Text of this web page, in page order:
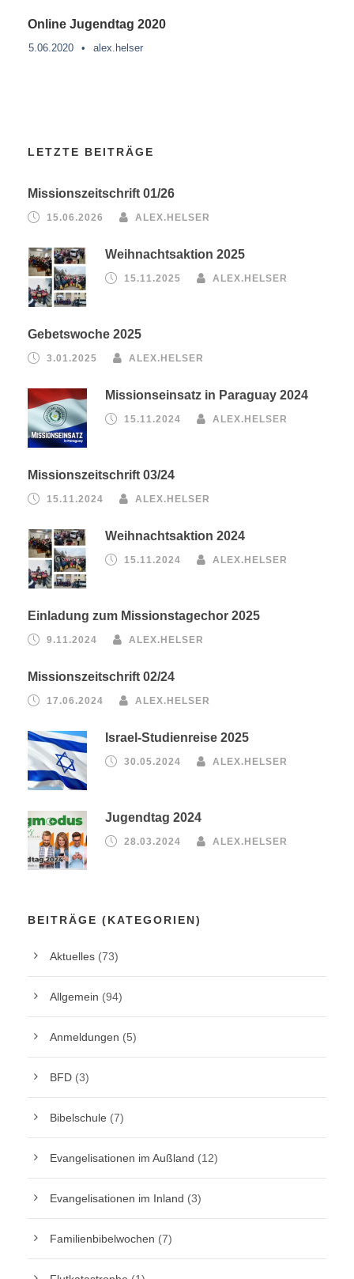
Online Jugendtag 2020
5.06.2020 • alex.helser
LETZTE BEITRÄGE
Missionszeitschrift 01/26
15.06.2026 ALEX.HELSER
Weihnachtsaktion 2025
15.11.2025 ALEX.HELSER
Gebetswoche 2025
3.01.2025 ALEX.HELSER
Missionseinsatz in Paraguay 2024
15.11.2024 ALEX.HELSER
Missionszeitschrift 03/24
15.11.2024 ALEX.HELSER
Weihnachtsaktion 2024
15.11.2024 ALEX.HELSER
Einladung zum Missionstagechor 2025
9.11.2024 ALEX.HELSER
Missionszeitschrift 02/24
17.06.2024 ALEX.HELSER
Israel-Studienreise 2025
30.05.2024 ALEX.HELSER
Jugendtag 2024
28.03.2024 ALEX.HELSER
BEITRÄGE (KATEGORIEN)
Aktuelles (73)
Allgemein (94)
Anmeldungen (5)
BFD (3)
Bibelschule (7)
Evangelisationen im Außland (12)
Evangelisationen im Inland (3)
Familienbibelwochen (7)